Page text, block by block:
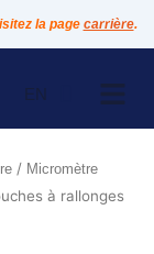
la page carrière.
EN
/ Micromètre
à rallonges